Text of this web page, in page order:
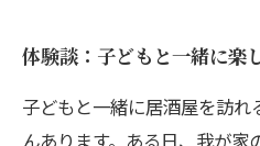
体験談：子どもと一緒に楽
子どもと一緒に居酒屋を訪れ
んあります。ある日、我が家